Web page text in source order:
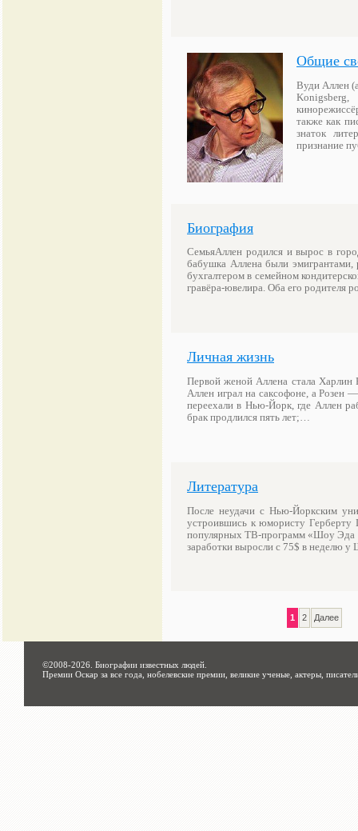
Общие
Вуди Аллен
также как
знаток
признание
Биография
СемьяАллен родился и вырос в
бабушка Аллена были
бухгалтером в семейном
гравёра-ювелира. Оба его родителя
Личная жизнь
Первой женой Аллена стала Харлин
Аллен играл на саксофоне, а Розен
переехали в Нью-Йорк, где Аллен
брак продлился пять лет;…
Литература
После неудачи с Нью-Йоркским
устроившись к юмористу
популярных ТВ-программ «Шоу Эда
заработки выросли с 75$ в неделю
1 2 Далее
©2008-2026. Биографии известных людей
Премии Оскар за все года, нобелевские премии, великие ученые, актеры,